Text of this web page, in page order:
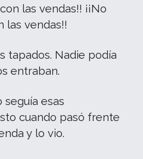
las vendas!! ¡¡No
las vendas!!
tapados. Nadie podía
entraban.
esas
cuando pasó frente
y lo vio.